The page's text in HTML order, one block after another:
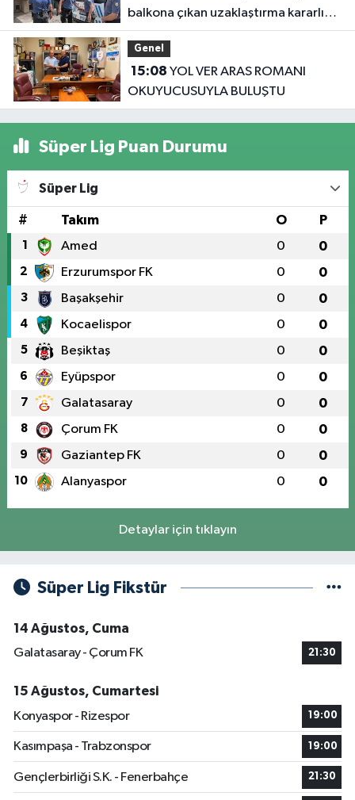
balkona çıkan uzaklaştırma kararlı
koca ikna edildi
Genel
15:08
OKUYUCUSUYLA BULUŞTU
Süper Lig Puan Durumu
Süper Lig
# Takım O P
1 Amed 0 0
2 Erzurumspor FK 0 0
3 Başakşehir 0 0
4 Kocaelispor 0 0
5 Beşiktaş 0 0
6 Eyüpspor 0 0
7 Galatasaray 0 0
8 Çorum FK 0 0
9 Gaziantep FK 0 0
10 Alanyaspor 0 0
Detaylar için tıklayın
Süper Lig Fikstür
14 Ağustos, Cuma
Galatasaray - Çorum FK
21:30
15 Ağustos, Cumartesi
Konyaspor - Rizespor
19:00
Kasımpaşa - Trabzonspor 19:00
Gençlerbirliği S.K. - Fenerbahçe 21:30